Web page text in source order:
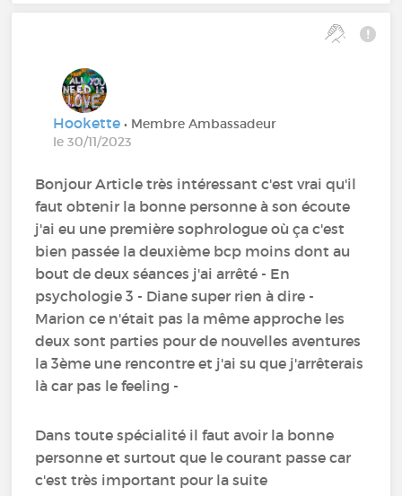
Hookette• Membre Ambassadeur
le 30/11/2023
Bonjour Article très intéressant c'est vrai qu'il
faut obtenir la bonne personne à son écoute
j'ai eu une première sophrologue où ça c'est
bien passée la deuxième bcp moins dont au
bout de deux séances j'ai arrêté - En
psychologie 3 - Diane super rien à dire -
Marion ce n'était pas la même approche les
deux sont parties pour de nouvelles aventures
la 3ème une rencontre et j'ai su que j'arrêterais
là car pas le feeling -
Dans toute spécialité il faut avoir la bonne
personne et surtout que le courant passe car
c'est très important pour la suite